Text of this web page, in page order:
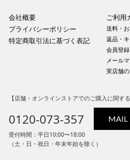
会社概要
プライバシーポリシー
特定商取引法に基づく表記
ご利用
送料・
返品・
会員登録
メール
実店舗
【店舗・オンラインストアでのご購入に関す
0120-073-357 MAIL
受付時間：平日10:00〜18:00
（土・日・祝日・年末年始を除く）